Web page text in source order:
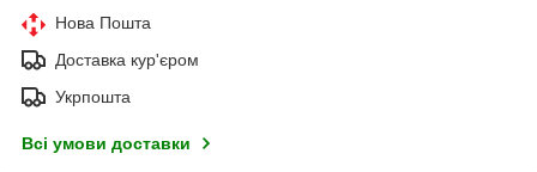
Нова Пошта
Доставка кур'єром
Укрпошта
Всі умови доставки